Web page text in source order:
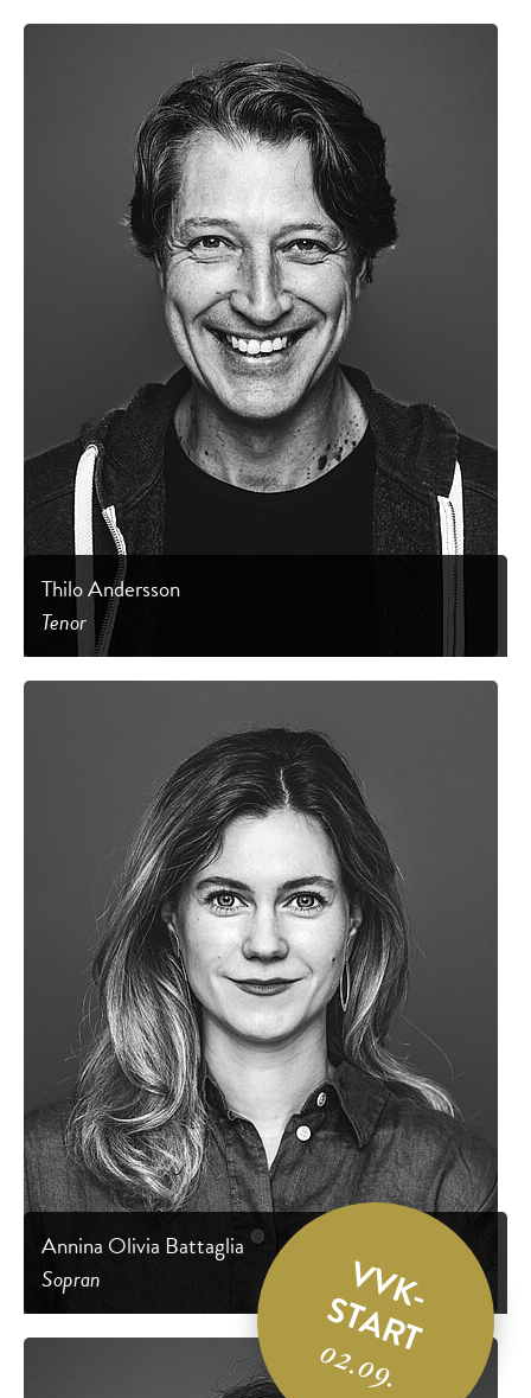
VVK-
START
02.09.
Thilo Andersson
Tenor
Annina Olivia Battaglia
Sopran